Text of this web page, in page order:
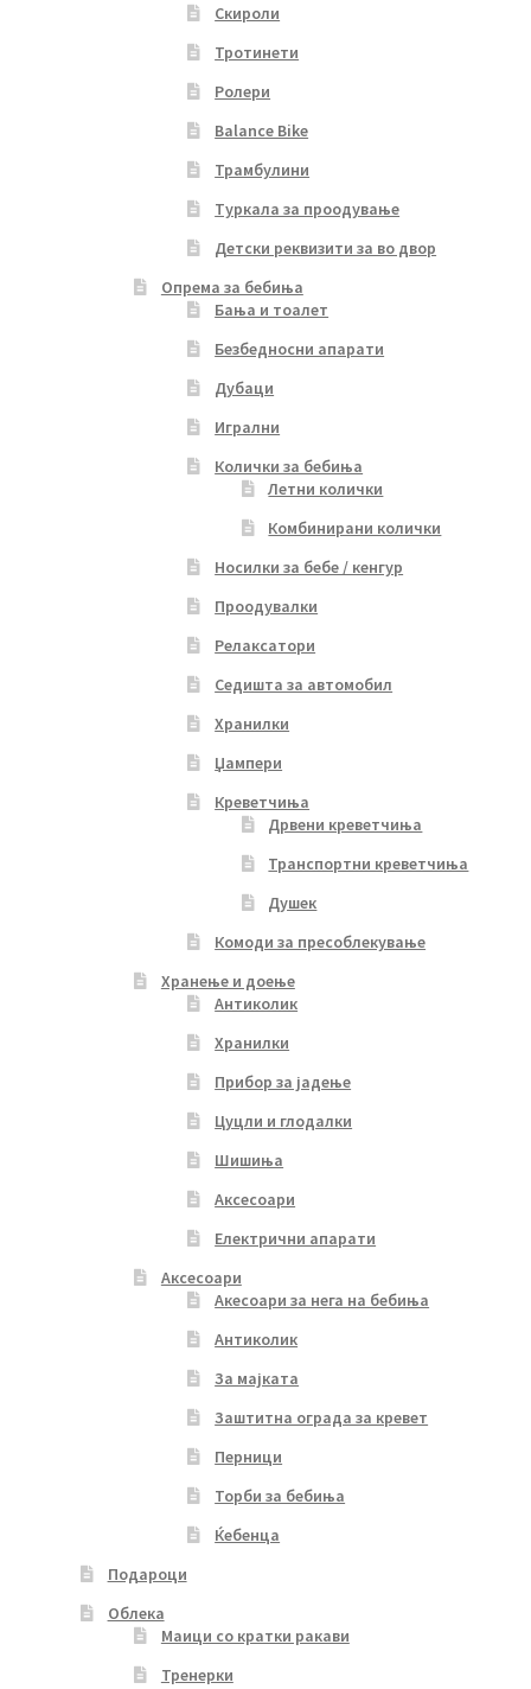
Скироли
Тротинети
Ролери
Balance Bike
Трамбулини
Туркала за проодување
Детски реквизити за во двор
Опрема за бебиња
Бања и тоалет
Безбедносни апарати
Дубаци
Игрални
Колички за бебиња
Летни колички
Комбинирани колички
Носилки за бебе / кенгур
Проодувалки
Релаксатори
Седишта за автомобил
Хранилки
Џампери
Креветчиња
Дрвени креветчиња
Транспортни креветчиња
Душек
Комоди за пресоблекување
Хранење и доење
Антиколик
Хранилки
Прибор за јадење
Цуцли и глодалки
Шишиња
Аксесоари
Електрични апарати
Аксесоари
Акесоари за нега на бебиња
Антиколик
За мајката
Заштитна ограда за кревет
Перници
Торби за бебиња
Ќебенца
Подароци
Облека
Маици со кратки ракави
Тренерки